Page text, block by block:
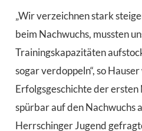
„Wir verzeichnen stark
beim Nachwuchs, mussten
Trainingskapazitäten
sogar verdoppeln“, so
Erfolgsgeschichte der
spürbar auf den Nachwuchs
Herrschinger Jugend